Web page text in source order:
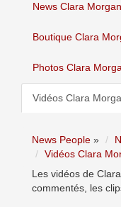
News Clara
Boutique Clara
Photos Clara
Vidéos Clara
News People »
Vidéos Clara
Les vidéos de
commentés, les